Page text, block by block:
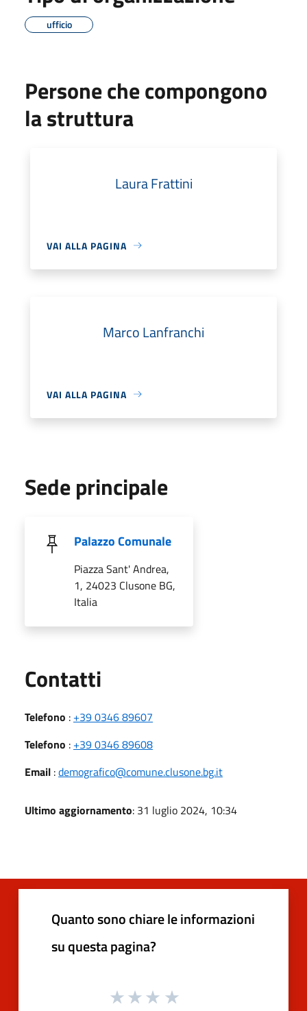
ufficio
Persone che compongono
la struttura
Laura Frattini
VAI ALLA PAGINA
Marco Lanfranchi
VAI ALLA PAGINA
Sede principale
Palazzo Comunale
Piazza Sant' Andrea,
1, 24023 Clusone BG,
Italia
Contatti
Telefono : +39 0346 89607
Telefono : +39 0346 89608
Email :demografico@comune.clusone.bg.it
Ultimo aggiornamento: 31 luglio 2024, 10:34
Quanto sono chiare le informazioni
su questa pagina?